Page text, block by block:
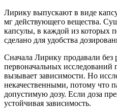
Лирику выпускают в виде
мг действующего вещества.
капсулы, в каждой из которых
сделано для удобства
Сначала Лирику продавали без
первоначальных исследований
вызывает зависимости. Но
некачественными, потому что
допустимую дозу. Если доза
устойчивая зависимость.